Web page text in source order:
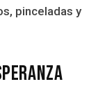
pinceladas y